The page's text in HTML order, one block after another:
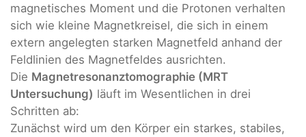
magnetisches Moment und die Protonen verhalten
sich wie kleine Magnetkreisel, die sich in einem
extern angelegten starken Magnetfeld anhand der
Feldlinien des Magnetfeldes ausrichten.
Die Magnetresonanztomographie (MRT
Untersuchung) läuft im Wesentlichen in drei
Schritten ab:
Zunächst wird um den Körper ein starkes, stabiles,